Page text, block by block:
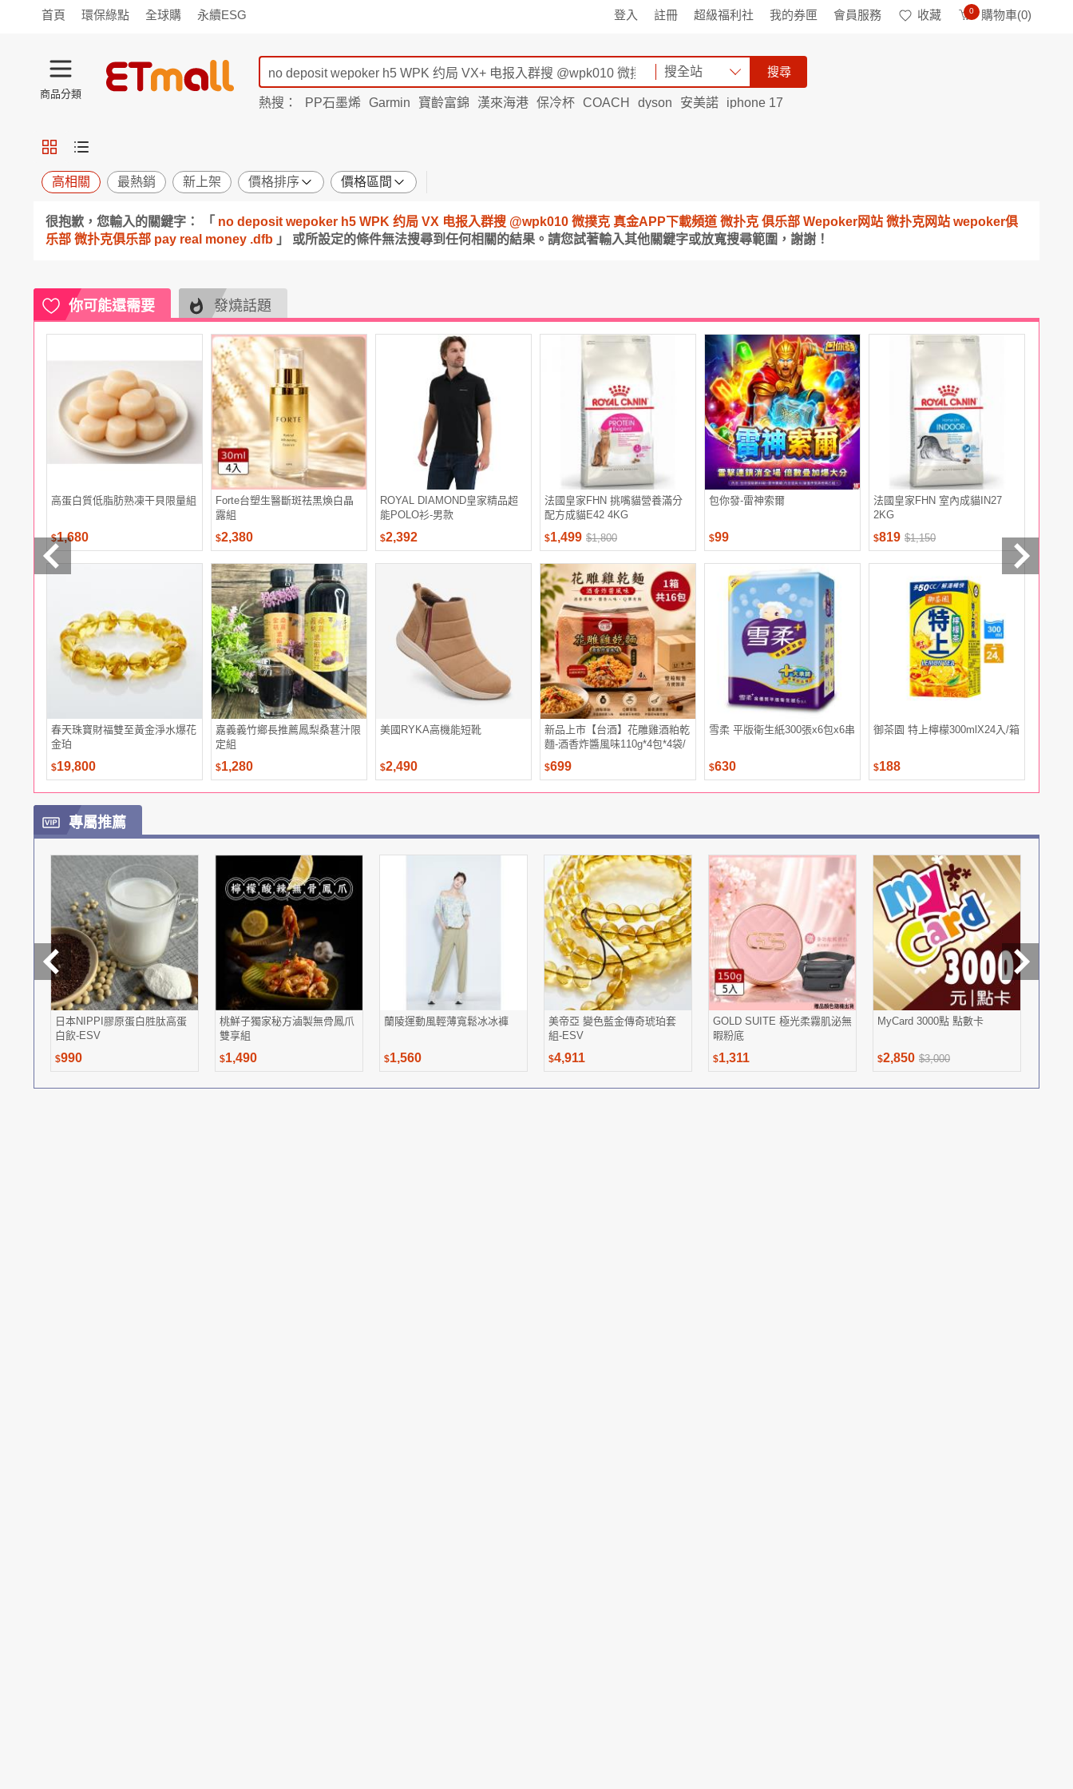
首頁 環保綠點 全球購 永續ESG 登入 註冊 超級福利社 我的券匣 會員服務 收藏 0 購物車(0)
商品分類
旅遊
寵物
保健
用品 機能
窈窕
日用
紙品 清潔
口腔
鍋具
杯瓶 廚衛
休閒
寢具
家具 收納
宗教
Apple
小米 手機平板
穿戴
電玩
保養
彩妝 美髮 香氛
搜全站 搜尋
熱搜： PP石墨烯 Garmin 寶齡富錦 漢來海港 保冷杯 COACH dyson 安美諾
iphone 17
高相關 最熱銷 新上架 價格排序 價格區間
很抱歉，您輸入的關鍵字： 「 no deposit wepoker h5 WPK 约局 VX 电报入群搜 @wpk010 微撲克 真金APP下載頻道 微扑克 俱乐部 Wepoker网站 微扑克网站 wepoker俱
乐部 微扑克俱乐部 pay real money .dfb 」 或所設定的條件無法搜尋到任何相關的結果。請您試著輸入其他關鍵字或放寬搜尋範圍，謝謝！
你可能還需要 發燒話題
高蛋白質低脂肪熟凍干貝限量組
$1,680
Forte台塑生醫斷斑祛黑煥白晶
露組
$2,380
ROYAL DIAMOND皇家精品超
能POLO衫-男款
$2,392
法國皇家FHN 挑嘴貓營養滿分
配方成貓E42 4KG
$1,499 $1,800
包你發-雷神索爾
$99
法國皇家FHN 室內成貓IN27
2KG
$819 $1,150
春天珠寶財福雙至黃金淨水爆花
金珀
$19,800
嘉義義竹鄉長推薦鳳梨桑葚汁限
定組
$1,280
美國RYKA高機能短靴
$2,490
新品上市【台酒】花雕雞酒粕乾
麵-酒香炸醬風味110g*4包*4袋/
箱(花雕雞乾麵)
$699
雪柔 平版衛生紙300張x6包x6串
$630
御茶園 特上檸檬300mlX24入/箱
$188
$1,470
專屬推薦
日本NIPPI膠原蛋白胜肽高蛋
白飲-ESV
$990
桃鮮子獨家秘方滷製無骨鳳爪
雙享組
$1,490
蘭陵運動風輕薄寬鬆冰冰褲
$1,560
美帝亞 變色藍金傳奇琥珀套
組-ESV
$4,911
GOLD SUITE 極光柔霧肌泌無
暇粉底
$1,311
MyCard 3000點 點數卡
$2,850 $3,000